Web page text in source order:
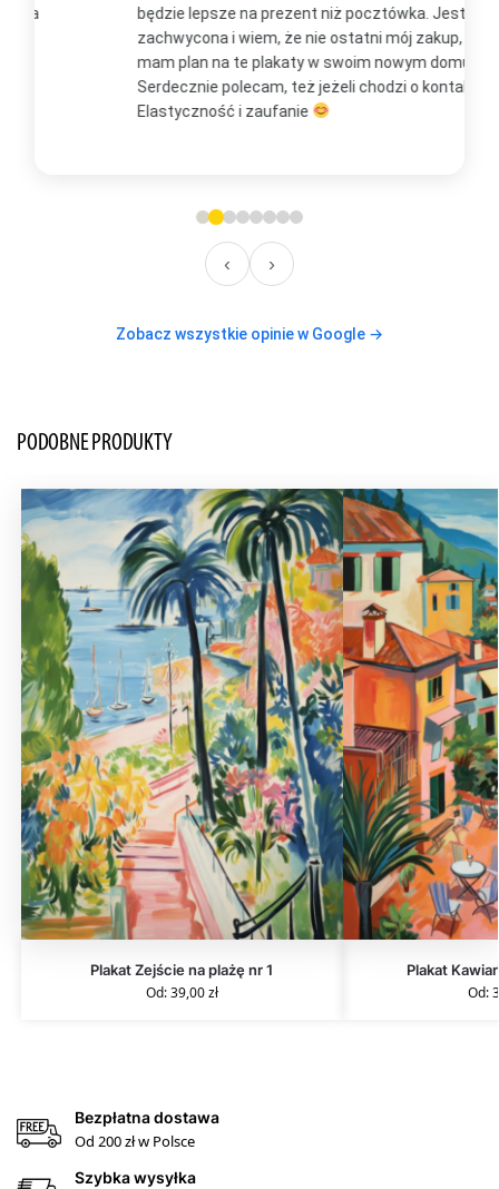
będzie lepsze na prezent niż pocztówka. Jestem
zachwycona i wiem, że nie ostatni mój zakup, bo już
mam plan na te plakaty w swoim nowym domu
Serdecznie polecam, też jeżeli chodzi o kontakt.
Elastyczność i zaufanie
‹ ›
Zobacz wszystkie opinie w Google →
PODOBNE PRODUKTY
Plakat Zejście na plażę nr 1
Od:39,00zł
Plakat
Od:
Bezpłatna dostawa
Od 200 zł w Polsce
Szybka wysyłka